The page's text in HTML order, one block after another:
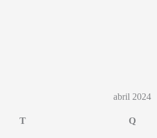
abril 2024
T Q